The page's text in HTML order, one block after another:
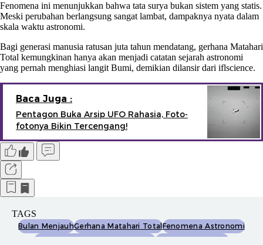
Fenomena ini menunjukkan bahwa tata surya bukan sistem yang statis.
Meski perubahan berlangsung sangat lambat, dampaknya nyata dalam
skala waktu astronomi.
Bagi generasi manusia ratusan juta tahun mendatang, gerhana Matahari
Total kemungkinan hanya akan menjadi catatan sejarah astronomi
yang pernah menghiasi langit Bumi, demikian dilansir dari iflscience.
Baca Juga :
Pentagon Buka Arsip UFO Rahasia, Foto-
fotonya Bikin Tercengang!
TAGS
Bulan MenjauhGerhana Matahari TotalFenomena Astronomi
Lunar Laser Ranging Experiment Sistem Bumi-Bulan